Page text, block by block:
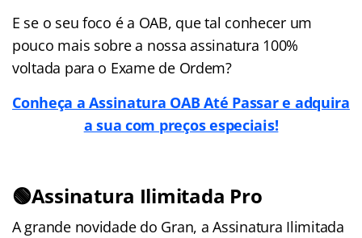
E se o seu foco é a OAB, que tal conhecer um
pouco mais sobre a nossa assinatura 100%
voltada para o Exame de Ordem?
Conheça a Assinatura OAB Até Passar e adquira
a sua com preços especiais!
🟢Assinatura Ilimitada Pro
A grande novidade do Gran, a Assinatura Ilimitada